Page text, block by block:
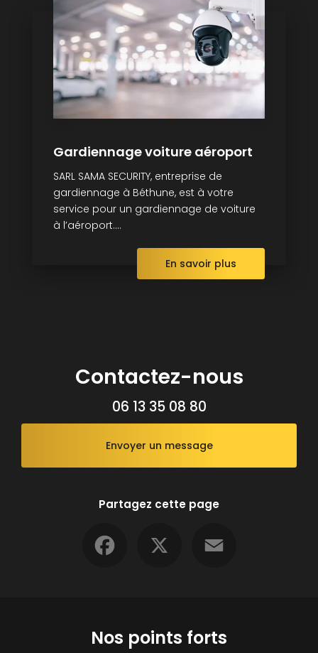
Gardiennage voiture aéroport
SARL SAMA SECURITY, entreprise de
gardiennage à Béthune, est à votre
service pour un gardiennage de voiture
à l’aéroport....
En savoir plus
Contactez-nous
06 13 35 08 80
Envoyer un message
Partagez cette page
Nos points forts